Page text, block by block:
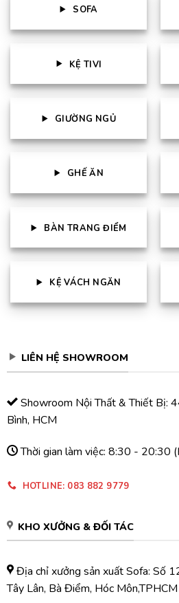
SOFA
KỆ TIVI
GIƯỜNG NGỦ
GHẾ ĂN
BÀN TRANG ĐIỂM
KỆ VÁCH NGĂN
LIÊN HỆ SHOWROOM
Showroom Nội Thất & Thiết Bị:
Bình, HCM
Thời gian làm việc: 8:30 - 20:30
HOTLINE: 083 882 9779
KHO XƯỞNG & ĐỐI TÁC
Địa chỉ xưởng sản xuất Sofa: Số
Tây Lân, Bà Điểm, Hóc Môn,TPHCM